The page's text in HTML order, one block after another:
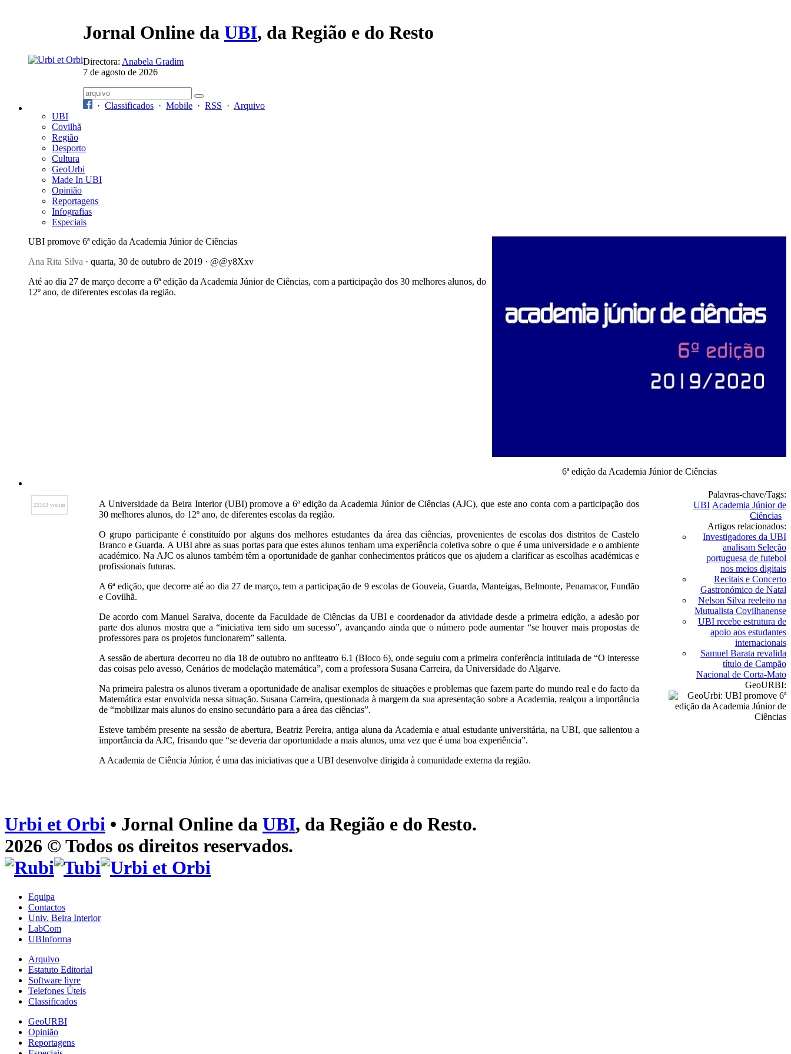
Jornal Online da UBI, da Região e do Resto
Directora: Anabela Gradim
7 de agosto de 2026
· Classificados · Mobile · RSS · Arquivo
UBI
Covilhã
Região
Desporto
Cultura
GeoUrbi
Made In UBI
Opinião
Reportagens
Infografias
Especiais
UBI promove 6ª edição da Academia Júnior de Ciências
Ana Rita Silva · quarta, 30 de outubro de 2019 · @@y8Xxv
Até ao dia 27 de março decorre a 6ª edição da Academia Júnior de Ciências, com a participação dos 30 melhores alunos, do
12º ano, de diferentes escolas da região.
6ª edição da Academia Júnior de Ciências
22163 visitas
A Universidade da Beira Interior (UBI) promove a 6ª edição da Academia Júnior de Ciências (AJC), que este ano conta com a participação dos
30 melhores alunos, do 12º ano, de diferentes escolas da região.
O grupo participante é constituído por alguns dos melhores estudantes da área das ciências, provenientes de escolas dos distritos de Castelo
Branco e Guarda. A UBI abre as suas portas para que estes alunos tenham uma experiência coletiva sobre o que é uma universidade e o ambiente
académico. Na AJC os alunos também têm a oportunidade de ganhar conhecimentos práticos que os ajudem a clarificar as escolhas académicas e
profissionais futuras.
A 6ª edição, que decorre até ao dia 27 de março, tem a participação de 9 escolas de Gouveia, Guarda, Manteigas, Belmonte, Penamacor, Fundão
e Covilhã.
De acordo com Manuel Saraiva, docente da Faculdade de Ciências da UBI e coordenador da atividade desde a primeira edição, a adesão por
parte dos alunos mostra que a “iniciativa tem sido um sucesso”, avançando ainda que o número pode aumentar “se houver mais propostas de
professores para os projetos funcionarem” salienta.
A sessão de abertura decorreu no dia 18 de outubro no anfiteatro 6.1 (Bloco 6), onde seguiu com a primeira conferência intitulada de “O interesse
das coisas pelo avesso, Cenários de modelação matemática”, com a professora Susana Carreira, da Universidade do Algarve.
Na primeira palestra os alunos tiveram a oportunidade de analisar exemplos de situações e problemas que fazem parte do mundo real e do facto da
Matemática estar envolvida nessa situação. Susana Carreira, questionada à margem da sua apresentação sobre a Academia, realçou a importância
de “mobilizar mais alunos do ensino secundário para a área das ciências”.
Esteve também presente na sessão de abertura, Beatriz Pereira, antiga aluna da Academia e atual estudante universitária, na UBI, que salientou a
importância da AJC, frisando que “se deveria dar oportunidade a mais alunos, uma vez que é uma boa experiência”.
A Academia de Ciência Júnior, é uma das iniciativas que a UBI desenvolve dirigida à comunidade externa da região.
Palavras-chave/Tags:
UBI Academia Júnior de
Ciências
Artigos relacionados:
Investigadores da UBI
analisam Seleção
portuguesa de futebol
nos meios digitais
Recitais e Concerto
Gastronómico de Natal
Nelson Silva reeleito na
Mutualista Covilhanense
UBI recebe estrutura de
apoio aos estudantes
internacionais
Samuel Barata revalida
título de Campão
Nacional de Corta-Mato
GeoURBI:
Urbi et Orbi • Jornal Online da UBI, da Região e do Resto.
2026 © Todos os direitos reservados.
Equipa
Contactos
Univ. Beira Interior
LabCom
UBInforma
Arquivo
Estatuto Editorial
Software livre
Telefones Úteis
Classificados
GeoURBI
Opinião
Reportagens